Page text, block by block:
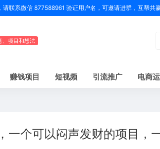
联系微信 877588961 验证用户名，可邀请进群，互帮共
、项目和想法
赚钱项目 短视频 引流推广 电商
一个可以闷声发财的项目，